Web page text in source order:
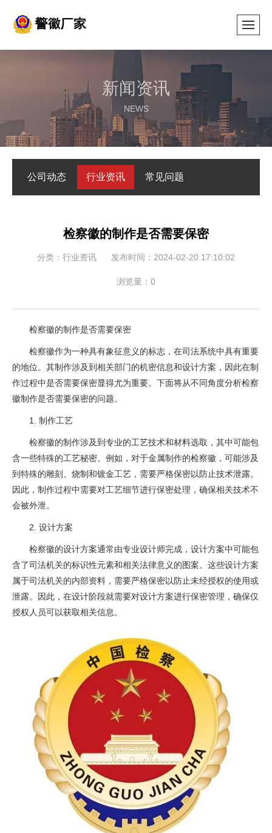
新闻资讯
NEWS
公司动态 行业资讯 常见问题
检察徽的制作是否需要保密
分类：行业资讯 发布时间：2024-02-20 17:10:02
浏览量：0
检察徽的制作是否需要保密
检察徽作为一种具有象征意义的标志，在司法系统中具有重要
的地位。其制作涉及到相关部门的机密信息和设计方案，因此在制
作过程中是否需要保密显得尤为重要。下面将从不同角度分析检察
徽制作是否需要保密的问题。
1. 制作工艺
检察徽的制作涉及到专业的工艺技术和材料选取，其中可能包
含一些特殊的工艺秘密。例如，对于金属制作的检察徽，可能涉及
到特殊的雕刻、烧制和镀金工艺，需要严格保密以防止技术泄露。
因此，制作过程中需要对工艺细节进行保密处理，确保相关技术不
会被外泄。
2. 设计方案
检察徽的设计方案通常由专业设计师完成，设计方案中可能包
含了司法机关的标识性元素和相关法律意义的图案。这些设计方案
属于司法机关的内部资料，需要严格保密以防止未经授权的使用或
泄露。因此，在设计阶段就需要对设计方案进行保密管理，确保仅
授权人员可以获取相关信息。